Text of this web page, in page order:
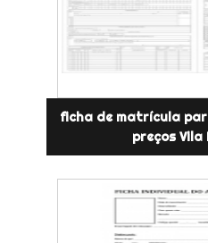
ficha de matrícula
preços